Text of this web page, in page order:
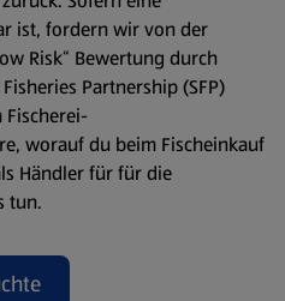
ist, fordern wir von der
Risk“ Bewertung durch
Partnership (SFP)
Fischerei-
worauf du beim Fischeinkauf
Händler für für die
tun.